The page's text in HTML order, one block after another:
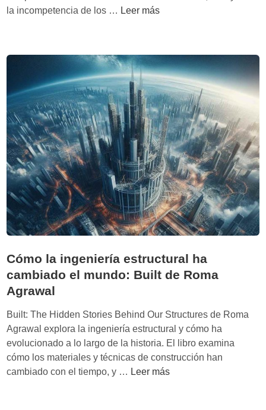
n
t
a
s
í
a
s
t
e
c
n
o
c
á
t
a
s
la incompetencia de los … E
c
a
s
o
d
e
d
i
n
e
r
o
:
h
D
e
a
Leer más
Cómo la ingeniería estructural ha
cambiado el mundo: Built de Roma
Agrawal
Built: The Hidden Stories Behind Our Structures de Roma
Agrawal explora la ingeniería estructural y cómo ha
evolucionado a lo largo de la historia. El libro examina
cómo los materiales y técnicas de construcción han
cambiado con el tiempo, y … C
Leer más